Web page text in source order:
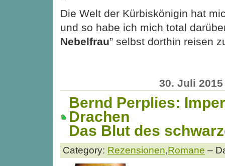
Die Welt der Kürbiskönigin hat
und so habe ich mich total
Nebelfrau” selbst dorthin reisen
30. Juli 2015
Bernd Perplies:
Drachen
Das Blut des
Category: Rezensionen,Romane –